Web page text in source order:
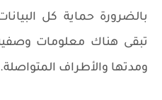
بالضرورة حماية كل
تبقى هناك معلومات
ومدتها والأطراف المتواصلة.